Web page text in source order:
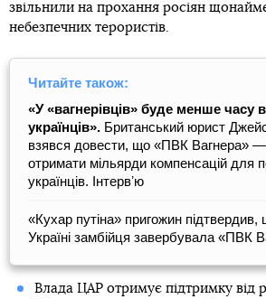
звільнили на прохання росіян
небезпечних терористів.
Читайте також:
«У «вагнерівців» буде менше часу
українців». Британський юрист
взявся довести, що «ПВК Вагнера» —
отримати мільярди компенсацій для
українців. Інтервʼю
«Кухар путіна» пригожин підтвердив,
Україні замбійця завербувала «ПВК
Влада ЦАР отримує підтримку від